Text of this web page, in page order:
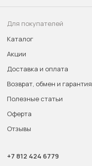
Для покупателей
Каталог
Акции
Доставка и оплата
Возврат, обмен и гарантия
Полезные статьи
Оферта
Отзывы
+7 812 424 6779